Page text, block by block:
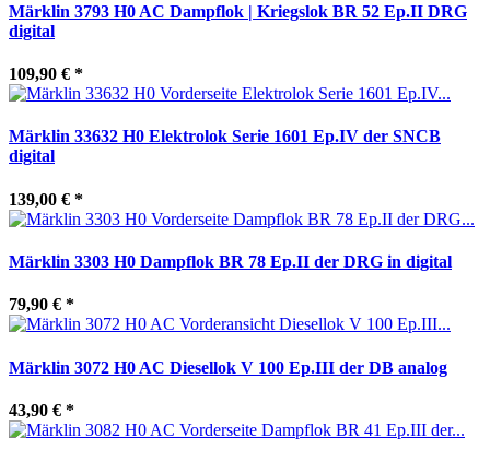
Märklin 3793 H0 AC Dampflok | Kriegslok BR 52 Ep.II DRG
digital
109,90 € *
Märklin 33632 H0 Elektrolok Serie 1601 Ep.IV der SNCB
digital
139,00 € *
Märklin 3303 H0 Dampflok BR 78 Ep.II der DRG in digital
79,90 € *
Märklin 3072 H0 AC Diesellok V 100 Ep.III der DB analog
43,90 € *